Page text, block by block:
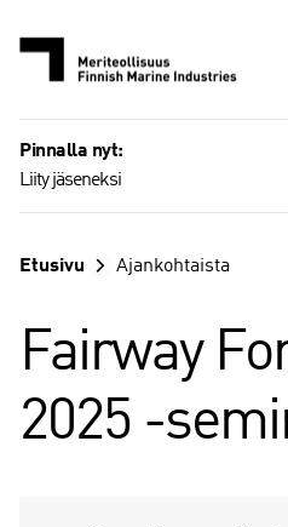
sisältöön
Pinnalla nyt:
Liity jäseneksi
Etusivu Ajankohtaista
Fairway
2025 -